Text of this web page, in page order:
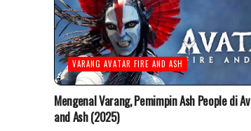
VARANG AVATAR FIRE AND ASH
Mengenal Varang, Pemimpin Ash People di
and Ash (2025)